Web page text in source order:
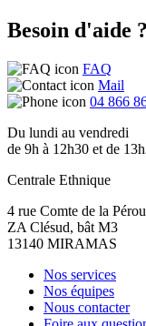
Besoin d'aide ?
FAQ
Mail
04 866
Du lundi au vendredi
de 9h à 12h30 et de
Centrale Ethnique
4 rue Comte de la
ZA Clésud, bât M3
13140 MIRAMAS
Nos services
Nos équipes
Nous contacter